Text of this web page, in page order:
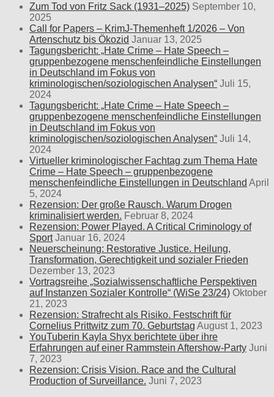
Zum Tod von Fritz Sack (1931–2025) September 10,
2025
Call for Papers – KrimJ-Themenheft 1/2026 – Von
Artenschutz bis Ökozid Januar 13, 2025
Tagungsbericht: „Hate Crime – Hate Speech –
gruppenbezogene menschenfeindliche Einstellungen
in Deutschland im Fokus von
kriminologischen/soziologischen Analysen“ Juli 15,
2024
Tagungsbericht: „Hate Crime – Hate Speech –
gruppenbezogene menschenfeindliche Einstellungen
in Deutschland im Fokus von
kriminologischen/soziologischen Analysen“ Juli 14,
2024
Virtueller kriminologischer Fachtag zum Thema Hate
Crime – Hate Speech – gruppenbezogene
menschenfeindliche Einstellungen in Deutschland April
5, 2024
Rezension: Der große Rausch. Warum Drogen
kriminalisiert werden. Februar 8, 2024
Rezension: Power Played. A Critical Criminology of
Sport Januar 16, 2024
Neuerscheinung: Restorative Justice. Heilung,
Transformation, Gerechtigkeit und sozialer Frieden
Dezember 13, 2023
Vortragsreihe „Sozialwissenschaftliche Perspektiven
auf Instanzen Sozialer Kontrolle“ (WiSe 23/24) Oktober
21, 2023
Rezension: Strafrecht als Risiko. Festschrift für
Cornelius Prittwitz zum 70. Geburtstag August 1, 2023
YouTuberin Kayla Shyx berichtete über ihre
Erfahrungen auf einer Rammstein Aftershow-Party Juni
7, 2023
Rezension: Crisis Vision. Race and the Cultural
Production of Surveillance. Juni 7, 2023